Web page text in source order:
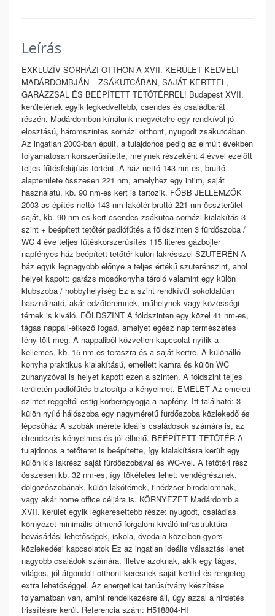
Leírás
EXKLUZÍV SORHÁZI OTTHON A XVII. KERÜLET KEDVELT
MADÁRDOMBJÁN – ZSÁKUTCÁBAN, SAJÁT KERTTEL,
GARÁZZSAL ÉS BEÉPÍTETT TETŐTÉRREL! Budapest XVII.
kerületének egyik legkedveltebb, csendes és családbarát
részén, Madárdombon kínálunk megvételre egy rendkívül jó
elosztású, háromszintes sorházi otthont, nyugodt zsákutcában.
Az ingatlan 2003-ban épült, a tulajdonos pedig az elmúlt években
folyamatosan korszerűsítette, melynek részeként 4 évvel ezelőtt
teljes fűtésfelújítás történt. A ház nettó 143 nm-es, bruttó
alapterülete összesen 221 nm, amelyhez egy intim, saját
használatú, kb. 90 nm-es kert is tartozik. FŐBB JELLEMZŐK
2003-as építés nettó 143 nm lakótér bruttó 221 nm összterület
saját, kb. 90 nm-es kert csendes zsákutca sorházi kialakítás 3
szint + beépített tetőtér padlófűtés a földszinten 3 fürdőszoba /
WC 4 éve teljes fűtéskorszerűsítés 115 literes gázbojler
napfényes ház beépített tetőtér külön lakrésszel SZUTERÉN A
ház egyik legnagyobb előnye a teljes értékű szuterénszint, ahol
helyet kapott: garázs mosókonyha tároló valamint egy külön
klubszoba / hobbyhelyiség Ez a szint rendkívül sokoldalúan
használható, akár edzőteremnek, műhelynek vagy közösségi
térnek is kiváló. FÖLDSZINT A földszinten egy közel 41 nm-es,
tágas nappali-étkező fogad, amelyet egész nap természetes
fény tölt meg. A nappaliból közvetlen kapcsolat nyílik a
kellemes, kb. 15 nm-es teraszra és a saját kertre. A különálló
konyha praktikus kialakítású, emellett kamra és külön WC
zuhanyzóval is helyet kapott ezen a szinten. A földszint teljes
területén padlófűtés biztosítja a kényelmet. EMELET Az emeleti
szintet reggeltől estig körberagyogja a napfény. Itt található: 3
külön nyíló hálószoba egy nagyméretű fürdőszoba közlekedő és
lépcsőház A szobák mérete ideális családosok számára is, az
elrendezés kényelmes és jól élhető. BEÉPÍTETT TETŐTÉR A
tulajdonos a tetőteret is beépítette, így kialakításra került egy
külön kis lakrész saját fürdőszobával és WC-vel. A tetőtéri rész
összesen kb. 32 nm-es, így tökéletes lehet: vendégrésznek,
dolgozószobának, külön lakótérnek, tinédzser birodalomnak,
vagy akár home office céljára is. KÖRNYEZET Madárdomb a
XVII. kerület egyik legkeresettebb része: nyugodt, családias
környezet minimális átmenő forgalom kiváló infrastruktúra
bevásárlási lehetőségek, iskola, óvoda a közelben gyors
közlekedési kapcsolatok Ez az ingatlan ideális választás lehet
nagyobb családok számára, illetve azoknak, akik egy tágas,
világos, jól átgondolt otthont keresnek saját kerttel és rengeteg
extra lehetőséggel. Az energetikai tanúsítvány készítése
folyamatban van, amint rendelkezésre áll, úgy azzal a hirdetés
frissítésre kerül. Referencia szám: H518804-HI